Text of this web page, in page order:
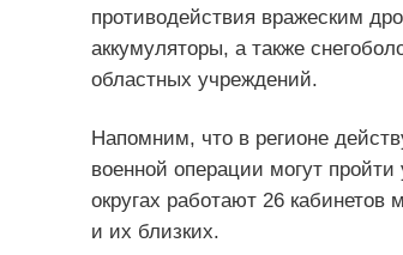
противодействия вражеским
аккумуляторы, а также
областных учреждений.
Напомним, что в регионе
военной операции могут
округах работают 26 кабинетов
и их близких.